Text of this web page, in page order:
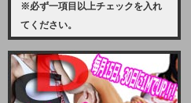
サーバーメンテナンスを実施いたし
ます。その為、アクセスはできませ
ますが、ご理解の程を宜しくお願い
致します。
2022-09-01 (木)
※必ず一項目以上チェックを入れ
てください。